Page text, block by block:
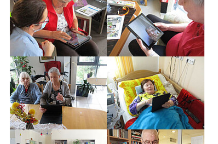
Show larger version Show larger version
Show larger version Show larger version